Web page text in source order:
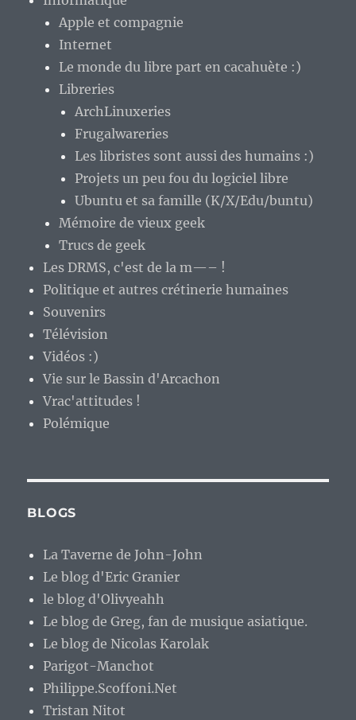
Apple et compagnie
Internet
Le monde du libre part en cacahuète :)
Libreries
ArchLinuxeries
Frugalwareries
Les libristes sont aussi des humains :)
Projets un peu fou du logiciel libre
Ubuntu et sa famille (K/X/Edu/buntu)
Mémoire de vieux geek
Trucs de geek
Les DRMS, c'est de la m—– !
Politique et autres crétinerie humaines
Souvenirs
Télévision
Vidéos :)
Vie sur le Bassin d'Arcachon
Vrac'attitudes !
Polémique
BLOGS
La Taverne de John-John
Le blog d'Eric Granier
le blog d'Olivyeahh
Le blog de Greg, fan de musique asiatique.
Le blog de Nicolas Karolak
Parigot-Manchot
Philippe.Scoffoni.Net
Tristan Nitot